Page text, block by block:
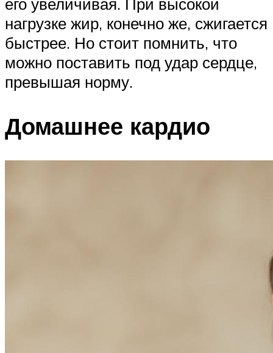
нагрузке жир, конечно же, сжигается
быстрее. Но стоит помнить, что
можно поставить под удар сердце,
превышая норму.
Домашнее кардио